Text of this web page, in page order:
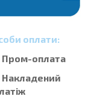
оплати:
Пром-оплата
Накладений